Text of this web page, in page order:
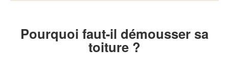
Pourquoi faut-il démousser sa
toiture ?